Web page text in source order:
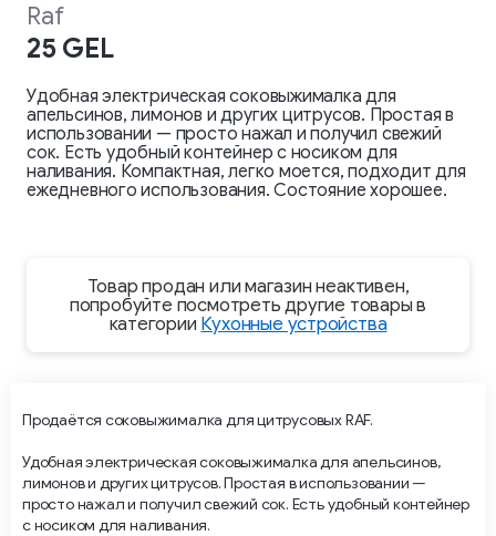
Raf
25 GEL
Удобная электрическая соковыжималка для
апельсинов, лимонов и других цитрусов. Простая в
использовании — просто нажал и получил свежий
сок. Есть удобный контейнер с носиком для
наливания. Компактная, легко моется, подходит для
ежедневного использования. Состояние хорошее.
Товар продан или магазин неактивен,
попробуйте посмотреть другие товары в
категории Кухонные устройства
Продаётся соковыжималка для цитрусовых RAF.
Удобная электрическая соковыжималка для апельсинов,
лимонов и других цитрусов. Простая в использовании —
просто нажал и получил свежий сок. Есть удобный контейнер
с носиком для наливания.